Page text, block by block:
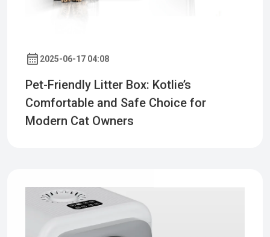
2025-06-17 04:08
Pet-Friendly Litter Box: Kotlie’s
Comfortable and Safe Choice for
Modern Cat Owners